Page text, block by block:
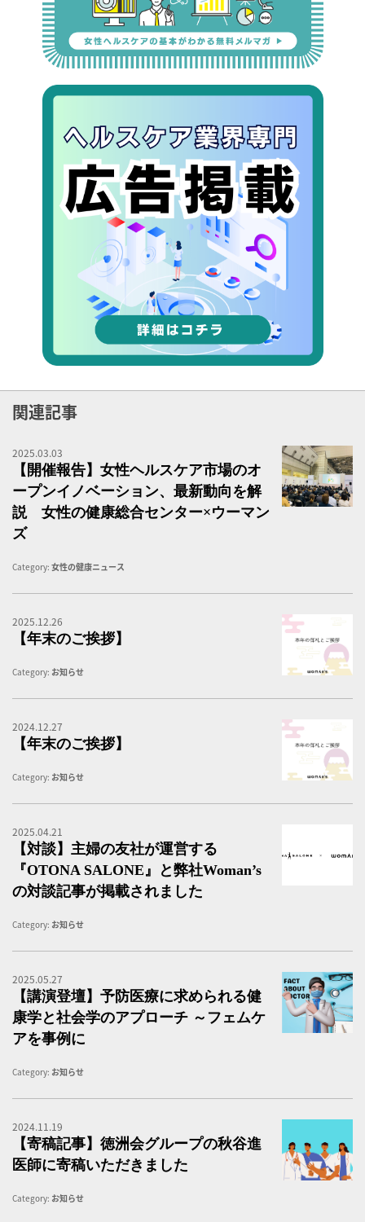
関連記事
2025.03.03
【開催報告】女性ヘルスケア市場のオ
ープンイノベーション、最新動向を解
説 女性の健康総合センター×ウーマン
ズ
Category: 女性の健康ニュース
2025.12.26
【年末のご挨拶】
Category: お知らせ
2024.12.27
【年末のご挨拶】
Category: お知らせ
2025.04.21
【対談】主婦の友社が運営する
『OTONA SALONE』と弊社woman’s
の対談記事が掲載されました
Category: お知らせ
2025.05.27
【講演登壇】予防医療に求められる健
康学と社会学のアプローチ ～フェムケ
アを事例に
Category: お知らせ
2024.11.19
【寄稿記事】徳洲会グループの秋谷進
医師に寄稿いただきました
Category: お知らせ